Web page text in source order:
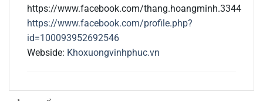
https://www.facebook.com/thang.hoangminh.3344
https://www.facebook.com/profile.php?
id=100093952692546
Webside: Khoxuongvinhphuc.vn